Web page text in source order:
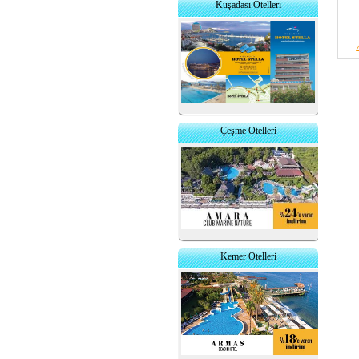
Kuşadası Otelleri
Çeşme Otelleri
Kemer Otelleri